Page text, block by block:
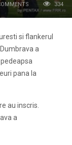
334
si flankerul
a
pana la
au inscris.
a